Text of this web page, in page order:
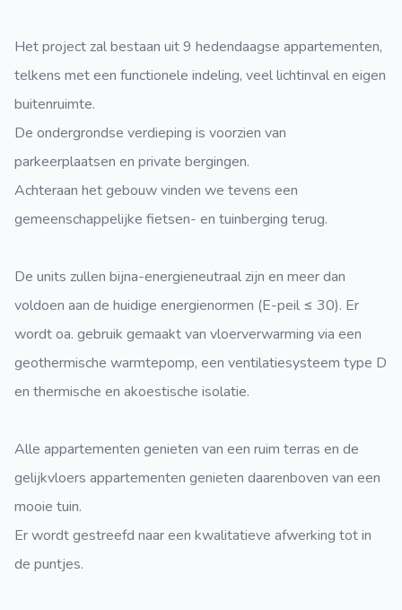
Het project zal bestaan uit 9 hedendaagse appartementen,
telkens met een functionele indeling, veel lichtinval en eigen
buitenruimte.
De ondergrondse verdieping is voorzien van
parkeerplaatsen en private bergingen.
Achteraan het gebouw vinden we tevens een
gemeenschappelijke fietsen- en tuinberging terug.
De units zullen bijna-energieneutraal zijn en meer dan
voldoen aan de huidige energienormen (E-peil ≤ 30). Er
wordt oa. gebruik gemaakt van vloerverwarming via een
geothermische warmtepomp, een ventilatiesysteem type D
en thermische en akoestische isolatie.
Alle appartementen genieten van een ruim terras en de
gelijkvloers appartementen genieten daarenboven van een
mooie tuin.
Er wordt gestreefd naar een kwalitatieve afwerking tot in
de puntjes.